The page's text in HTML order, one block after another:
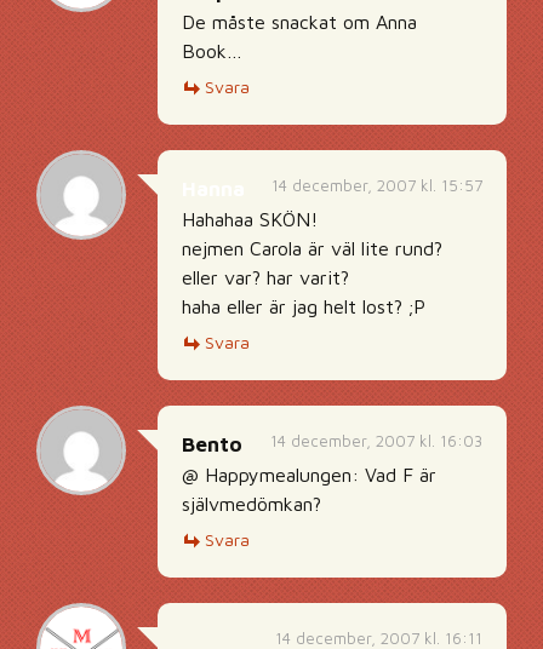
De måste snackat om Anna
Book…
Svara
14 december, 2007 kl. 15:57
Hahahaa SKÖN!
nejmen Carola är väl lite rund?
eller var? har varit?
haha eller är jag helt lost? ;P
Svara
14 december, 2007 kl. 16:03
Bento
@ Happymealungen: Vad F är
självmedömkan?
Svara
14 december, 2007 kl. 16:11